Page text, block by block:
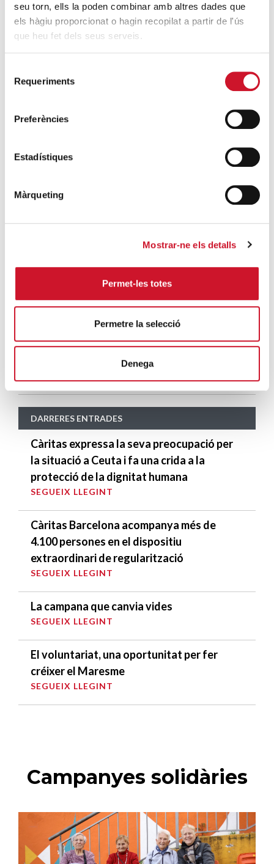
seu torn, ells la poden combinar amb altres dades que
els hàgiu proporcionat o hagin recopilat a partir de l'ús
que heu fet dels seus serveis.
Requeriments
Preferències
Estadístiques
Màrqueting
Mostrar-ne els detalls
Permet-les totes
Permetre la selecció
Denega
Descarrega’t el «Qui és qui?, en el portal de
Betlem»
4 maneres d’ajudar durant el confinament
SEGUEIX LLEGINT
ENTRADES RELACIONADES
Migrants i refugiats: persones amb drets
SEGUEIX LLEGINT
ningú enmig del no-res»
s’omplen de colors i accents nous
SEGUEIX LLEGINT
Càritas Acull: Formació de primera acollida
DARRERES ENTRADES
Càritas expressa la seva preocupació per
la situació a Ceuta i fa una crida a la
protecció de la dignitat humana
SEGUEIX LLEGINT
Càritas Barcelona acompanya més de
4.100 persones en el dispositiu
extraordinari de regularització
SEGUEIX LLEGINT
La campana que canvia vides
SEGUEIX LLEGINT
El voluntariat, una oportunitat per fer
créixer el Maresme
SEGUEIX LLEGINT
Campanyes solidàries